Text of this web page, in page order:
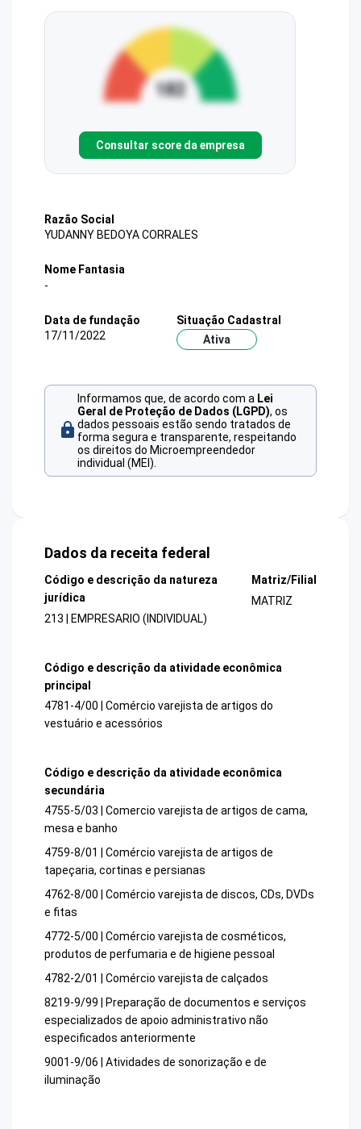
Consultar score da empresa
Razão Social
YUDANNY BEDOYA CORRALES
Nome Fantasia
-
Data de fundação
17/11/2022
Situação Cadastral
Ativa
Informamos que, de acordo com a Lei
Geral de Proteção de Dados (LGPD), os
dados pessoais estão sendo tratados de
forma segura e transparente, respeitando
os direitos do Microempreendedor
individual (MEI).
Dados da receita federal
Código e descrição da natureza
jurídica
213 | EMPRESARIO (INDIVIDUAL)
Matriz/Filial
MATRIZ
Código e descrição da atividade econômica
principal
4781-4/00 | Comércio varejista de artigos do
vestuário e acessórios
Código e descrição da atividade econômica
secundária
4755-5/03 | Comercio varejista de artigos de cama,
mesa e banho
4759-8/01 | Comércio varejista de artigos de
tapeçaria, cortinas e persianas
4762-8/00 | Comércio varejista de discos, CDs, DVDs
e fitas
4772-5/00 | Comércio varejista de cosméticos,
produtos de perfumaria e de higiene pessoal
4782-2/01 | Comércio varejista de calçados
8219-9/99 | Preparação de documentos e serviços
especializados de apoio administrativo não
especificados anteriormente
9001-9/06 | Atividades de sonorização e de
iluminação